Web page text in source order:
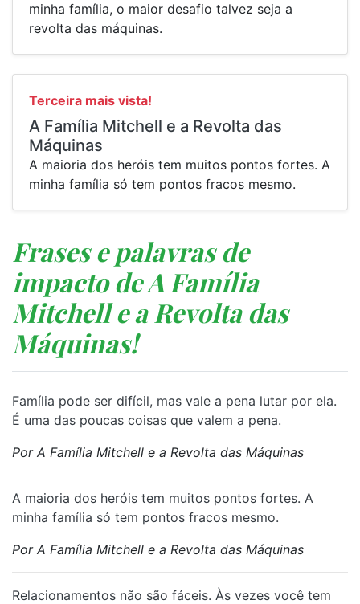
minha família, o maior desafio talvez seja a
revolta das máquinas.
Terceira mais vista!
A Família Mitchell e a Revolta das
Máquinas
A maioria dos heróis tem muitos pontos fortes. A
minha família só tem pontos fracos mesmo.
Frases e palavras de
impacto de A Família
Mitchell e a Revolta das
Máquinas!
Família pode ser difícil, mas vale a pena lutar por ela.
É uma das poucas coisas que valem a pena.
Por A Família Mitchell e a Revolta das Máquinas
A maioria dos heróis tem muitos pontos fortes. A
minha família só tem pontos fracos mesmo.
Por A Família Mitchell e a Revolta das Máquinas
Relacionamentos não são fáceis. Às vezes você tem